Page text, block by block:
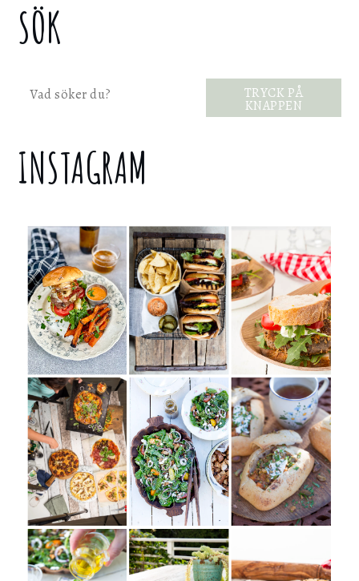
SÖK
Sök TRYCK PÅ
KNAPPEN
INSTAGRAM